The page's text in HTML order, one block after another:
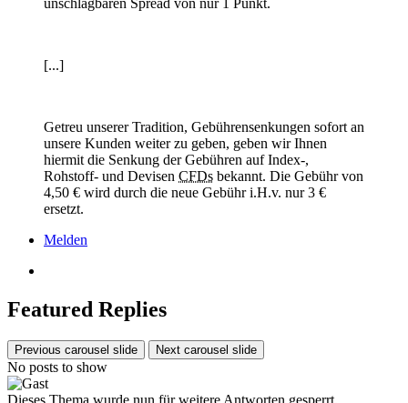
unschlagbaren Spread von nur 1 Punkt.
[...]
Getreu unserer Tradition, Gebührensenkungen sofort an
unsere Kunden weiter zu geben, geben wir Ihnen
hiermit die Senkung der Gebühren auf Index-,
Rohstoff- und Devisen CFDs bekannt. Die Gebühr von
4,50 € wird durch die neue Gebühr i.H.v. nur 3 €
ersetzt.
Melden
Featured Replies
Previous carousel slide Next carousel slide
No posts to show